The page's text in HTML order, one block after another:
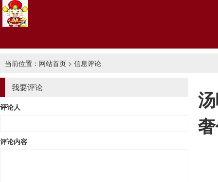
当前位置： 网站首页 > 信息评论
我要评论
评论人
评论内容